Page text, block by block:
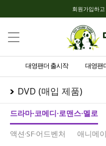
회원가입하
대영팬더 출시작 대영팬
DVD (매입 제품)
드라마·코메디·로맨스·멜로
액션·SF·어드벤처
애니메